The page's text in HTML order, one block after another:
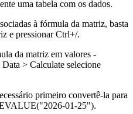
uma tabela com os dados.
à fórmula da matriz, basta
e pressionar Ctrl+/.
da matriz em valores -
Data > Calculate selecione
primeiro convertê-la para
01-25").